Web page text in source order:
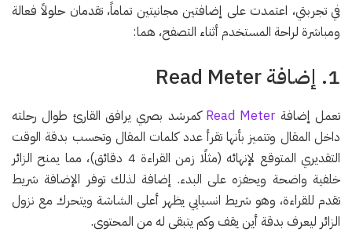
في تجربتي، اعتمدت على إضافتين مجانيتين تماماً، تقدمان حلولاً فعالة
ومباشرة لراحة المستخدم أثناء التصفح، هما:
1. إضافة Read Meter
تعمل إضافةRead Meter كمرشد بصري يرافق القارئ طوال رحلته
داخل المقال وتتميز بأنها تقرأ عدد كلمات المقال وتحسب بدقة الوقت
التقديري المتوقع لإنهائه (مثلًا زمن القراءة 4 دقائق)، مما يمنح الزائر
خلفية واضحة ويحفزه على البدء. إضافة لذلك توفر الإضافة شريط
تقدم للقراءة، وهو شريط انسيابي يظهر أعلى الشاشة ويتحرك مع نزول
الزائر ليعرف بدقة أين يقف وكم يتبقى له من المحتوى.